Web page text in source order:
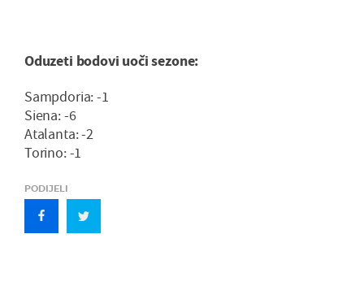
Oduzeti bodovi uoči sezone:
Sampdoria: -1
Siena: -6
Atalanta: -2
Torino: -1
PODIJELI